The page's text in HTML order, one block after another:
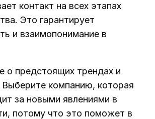
контакт на всех этапах
Это гарантирует
и взаимопонимание в
о предстоящих трендах и
Выберите компанию, которая
за новыми явлениями в
потому что это поможет в